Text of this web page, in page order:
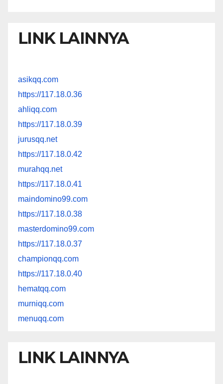
LINK LAINNYA
asikqq.com
https://117.18.0.36
ahliqq.com
https://117.18.0.39
jurusqq.net
https://117.18.0.42
murahqq.net
https://117.18.0.41
maindomino99.com
https://117.18.0.38
masterdomino99.com
https://117.18.0.37
championqq.com
https://117.18.0.40
hematqq.com
murniqq.com
menuqq.com
LINK LAINNYA